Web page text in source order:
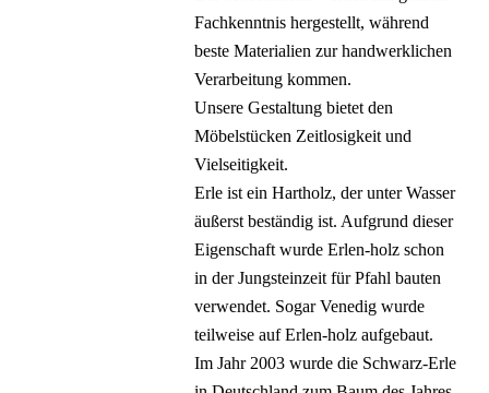
Fachkenntnis hergestellt, während
beste Materialien zur handwerklichen
Verarbeitung kommen.
Unsere Gestaltung bietet den
Möbelstücken Zeitlosigkeit und
Vielseitigkeit.
Erle ist ein Hartholz, der unter Wasser
äußerst beständig ist. Aufgrund dieser
Eigenschaft wurde Erlen-holz schon
in der Jungsteinzeit für Pfahl bauten
verwendet. Sogar Venedig wurde
teilweise auf Erlen-holz aufgebaut.
Im Jahr 2003 wurde die Schwarz-Erle